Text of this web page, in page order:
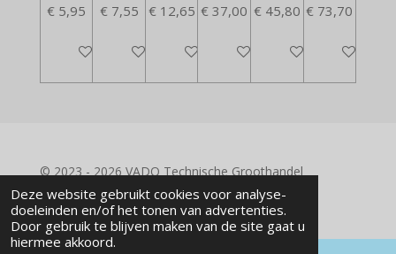
Deze website gebruikt cookies voor analyse-
doeleinden en/of het tonen van advertenties.
Door gebruik te blijven maken van de site gaat u
hiermee akkoord.
€ 5,95
In winkelwagen
€ 7,55
In winkelwagen
€ 12,65
In winkelwagen
€ 37,00
In winkelwagen
€ 45,80
In winkelwagen
€ 73,70
In
© 2023 - 2026 VADO Technische Groothandel
Powered byJouwWeb